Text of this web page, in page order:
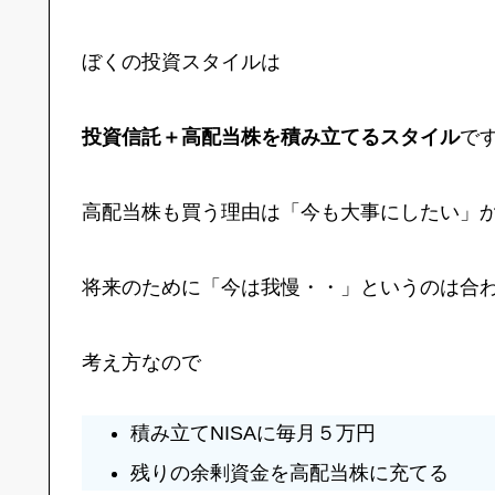
ぼくの投資スタイルは
投資信託＋高配当株を積み立てるスタイルで
高配当株も買う理由は「今も大事にしたい」
将来のために「今は我慢・・」というのは合
考え方なので
積み立てNISAに毎月５万円
残りの余剰資金を高配当株に充てる